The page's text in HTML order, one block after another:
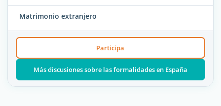
Matrimonio extranjero
Participa
Más discusiones sobre las formalidades en España